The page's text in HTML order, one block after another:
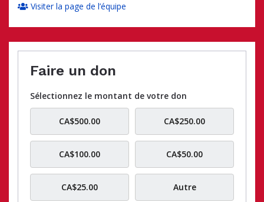
Visiter la page de l’équipe
Faire un don
Sélectionnez le montant de votre don
CA$500.00 CA$250.00
CA$100.00 CA$50.00
CA$25.00 Autre